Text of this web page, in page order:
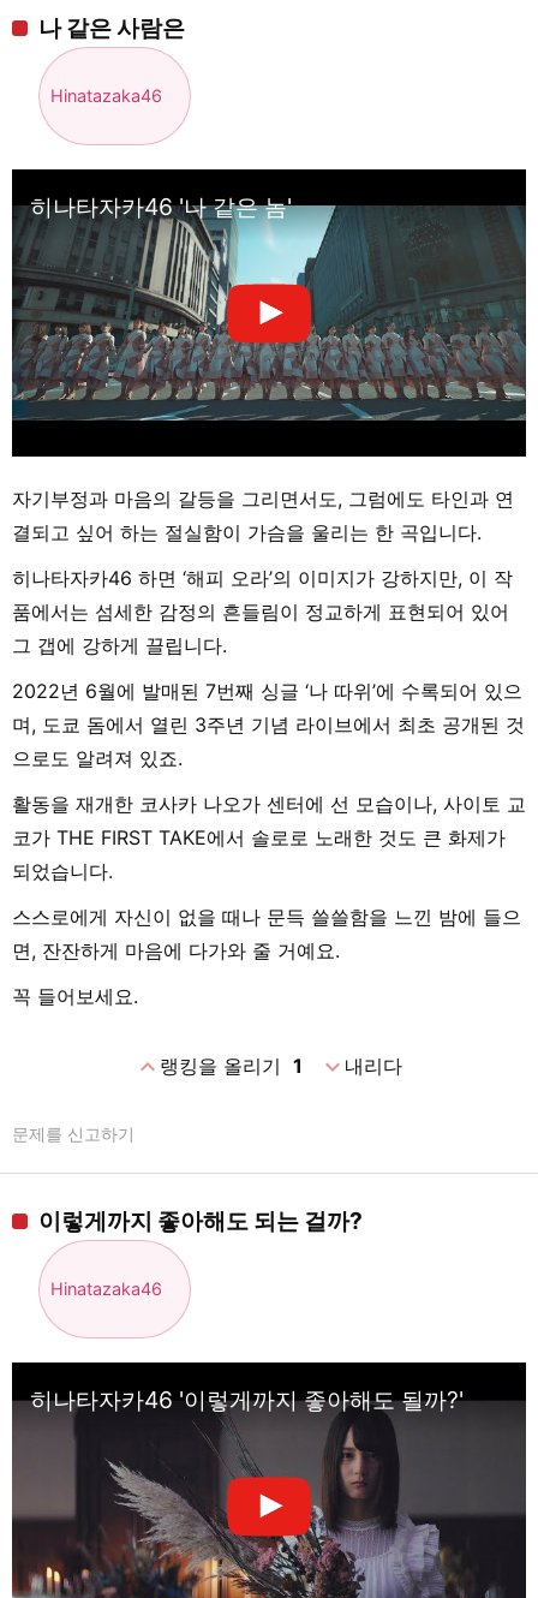
나 같은 사람은
Hinatazaka46
히나타자카46 '나 같은 놈'
자기부정과 마음의 갈등을 그리면서도, 그럼에도 타인과 연
결되고 싶어 하는 절실함이 가슴을 울리는 한 곡입니다.
히나타자카46 하면 ‘해피 오라’의 이미지가 강하지만, 이 작
품에서는 섬세한 감정의 흔들림이 정교하게 표현되어 있어
그 갭에 강하게 끌립니다.
2022년 6월에 발매된 7번째 싱글 ‘나 따위’에 수록되어 있으
며, 도쿄 돔에서 열린 3주년 기념 라이브에서 최초 공개된 것
으로도 알려져 있죠.
활동을 재개한 코사카 나오가 센터에 선 모습이나, 사이토 교
코가 THE FIRST TAKE에서 솔로로 노래한 것도 큰 화제가
되었습니다.
스스로에게 자신이 없을 때나 문득 쓸쓸함을 느낀 밤에 들으
면, 잔잔하게 마음에 다가와 줄 거예요.
꼭 들어보세요.
expand_less랭킹을 올리기 1 expand_more내리다
문제를 신고하기
이렇게까지 좋아해도 되는 걸까?
Hinatazaka46
히나타자카46 '이렇게까지 좋아해도 될까?'